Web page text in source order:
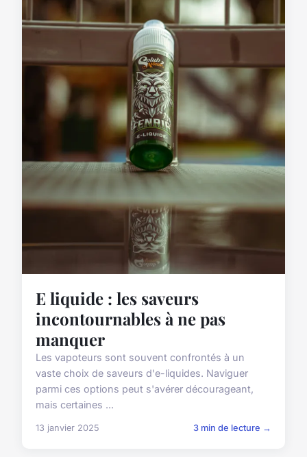
E liquide : les saveurs
incontournables à ne pas
manquer
Les vapoteurs sont souvent confrontés à un
vaste choix de saveurs d'e-liquides. Naviguer
parmi ces options peut s'avérer décourageant,
mais certaines ...
13 janvier 2025 3 min de lecture →